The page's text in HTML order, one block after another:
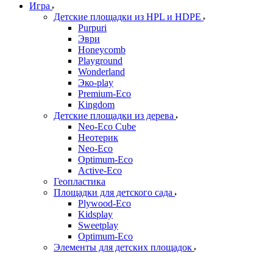
Игра
Детские площадки из HPL и HDPE
Purpuri
Эври
Honeycomb
Playground
Wonderland
Эко-play
Premium-Eco
Kingdom
Детские площадки из дерева
Neo-Eco Cube
Неотерик
Neo-Eco
Оptimum-Еco
Active-Eco
Геопластика
Площадки для детского сада
Plywood-Eco
Kidsplay
Sweetplay
Оptimum-Еco
Элементы для детских площадок